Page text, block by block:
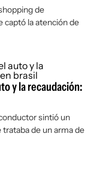
de
captó la atención de
y la recaudación:
sintió un
de un arma de